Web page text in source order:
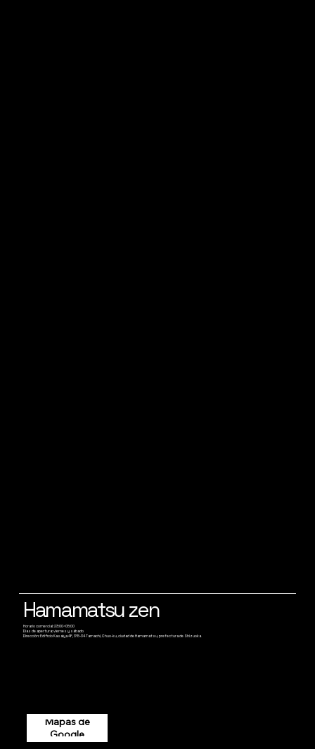
Mapas de
Google
Hamamatsu zen
Horario comercial: 23:00~05:00
Días de apertura: viernes y sábado
Dirección: Edificio Kasaiya 4F, 315-34 Tamachi, Chuo-ku, ciudad de Hamamatsu, prefectura de Shizuoka